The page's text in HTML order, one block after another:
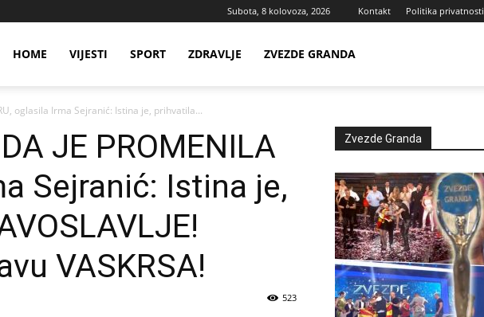
Subota, 8 kolovoza, 2026 Kontakt Politika privatnosti
HOME VIJESTI SPORT ZDRAVLJE ZVEZDE GRANDA
oglasila Irma Sejranić: Istina je, prihvatila...
JE PROMENILA
Sejranić: Istina je,
VASKRSA!
523
Zvezde Granda